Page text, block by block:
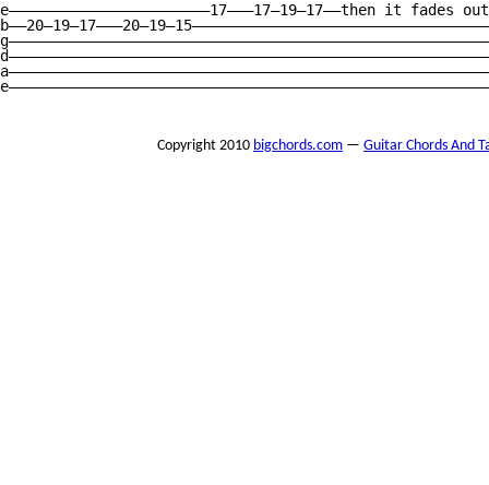
e———————————————————————17———17—19—17——then it fades out
Copyright 2010 bigchords.com — Guitar Chords And